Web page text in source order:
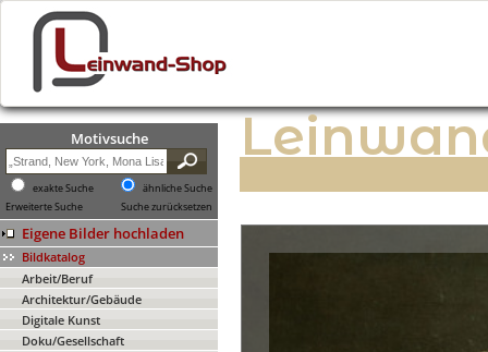
Motivsuche
exakte Suche
ähnliche Suche
Erweiterte Suche
Suche zurücksetzen
Eigene Bilder hochladen
Bildkatalog
Arbeit/Beruf
Architektur/Gebäude
Digitale Kunst
Doku/Gesellschaft